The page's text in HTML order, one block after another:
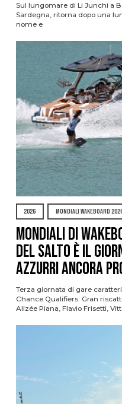
Sul lungomare di Li Junchi a
Sardegna, ritorna dopo una
nome e
2026 MONDIALI WAKEBOARD
Mondiali di
del Salto è il
azzurri ancora
Terza giornata di gare
Chance Qualifiers. Gran
Alizée Piana, Flavio Frisetti,